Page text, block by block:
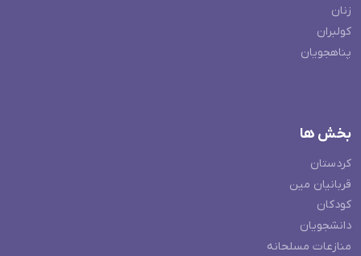
زنان
کولبران
پناهجویان
بخش ها
کردستان
قربانیان مین
کودکان
دانشجویان
منازعات مسلحانه